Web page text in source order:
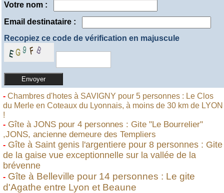
Votre nom :
Email destinataire :
Recopiez ce code de vérification en majuscule
- Chambres d'hotes à SAVIGNY pour 5 personnes : Le Clos
du Merle en Coteaux du Lyonnais, à moins de 30 km de LYON
!
- Gîte à JONS pour 4 personnes : Gite "Le Bourrelier"
,JONS, ancienne demeure des Templiers
- Gîte à Saint genis l'argentiere pour 8 personnes : Gite
de la gaise vue exceptionnelle sur la vallée de la
brévenne
- Gîte à Belleville pour 14 personnes : Le gite
d'Agathe entre Lyon et Beaune